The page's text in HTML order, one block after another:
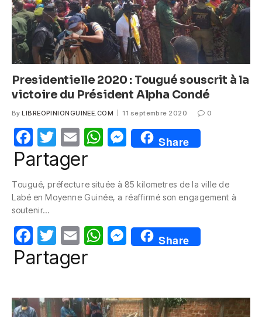
Presidentielle 2020 : Tougué souscrit à la
victoire du Président Alpha Condé
By LIBREOPINIONGUINEE.COM 11 septembre 2020 0
F
a
e
b
o
o
k
T
w
itt
er
E
m
W
s
p
p
M
e
e
g
er
Share
Partager
Tougué, préfecture située à 85 kilometres de la ville de
Labé en Moyenne Guinée, a réaffirmé son engagement à
soutenir…
F
a
e
b
T
w
itt
er
E
m
W
s
A
M
e
e
n
Share
Partager